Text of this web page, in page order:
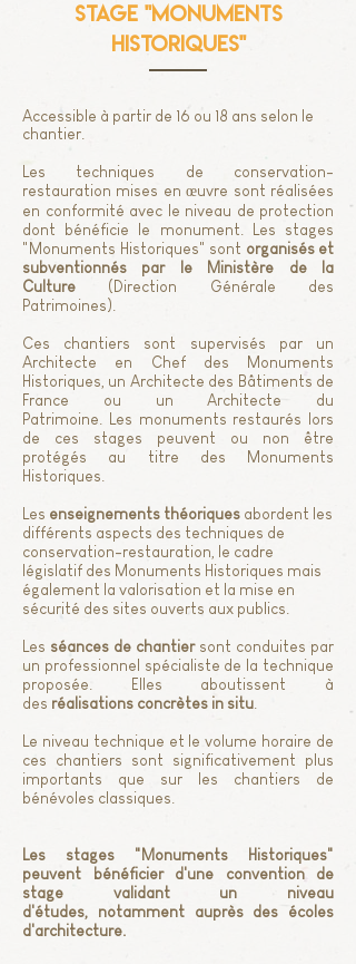
stage "monuments
historiques"
Accessible à partir de 16 ou 18 ans selon le
chantier.
Les techniques de conservation-
restauration mises en œuvre sont réalisées
en conformité avec le niveau de protection
dont bénéficie le monument. Les stages
"Monuments Historiques" sont organisés et
subventionnés par le Ministère de la
Culture (Direction Générale des
Patrimoines).
Ces chantiers sont supervisés par un
Architecte en Chef des Monuments
Historiques, un Architecte des Bâtiments de
France ou un Architecte du
Patrimoine.
Les monuments restaurés lors
de ces stages peuvent ou non être
protégés au titre des Monuments
Historiques.
Les enseignements théoriques abordent les
différents aspects des techniques de
conservation-restauration, le cadre
législatif des Monuments Historiques mais
également la valorisation et la mise en
sécurité des sites ouverts aux publics.
Les séances de chantiersont conduites par
un professionnel spécialiste de la technique
proposée. Elles aboutissent à
des réalisations concrètes in situ
Le niveau technique et le volume horaire de
ces chantiers sont significativement plus
importants que sur les chantiers de
bénévoles classiques.
Les stages "Monuments Historiques"
peuvent bénéficier d'une convention de
stage validant un niveau
d'études, notamment auprès des écoles
d'architecture.